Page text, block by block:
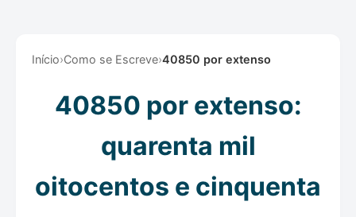
Início›Como se Escreve›40850 por extenso
40850 por extenso:
quarenta mil
oitocentos e cinquenta